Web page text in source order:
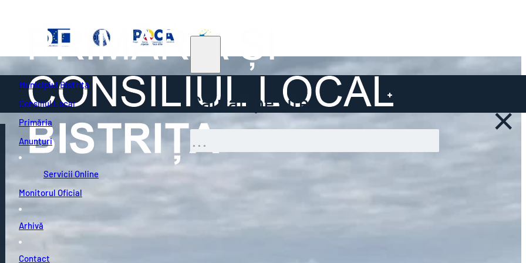
Municipiul Bistrița
Consiliul Local
Primăria
Anunțuri
Servicii Online
Monitorul Oficial
Arhivă
Contact
Căutați pe site ... ×